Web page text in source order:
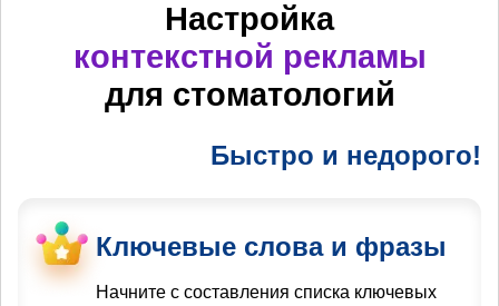
Настройка
контекстной рекламы
для стоматологий
Быстро и недорого!
Ключевые слова и фразы
Начните с составления списка ключевых